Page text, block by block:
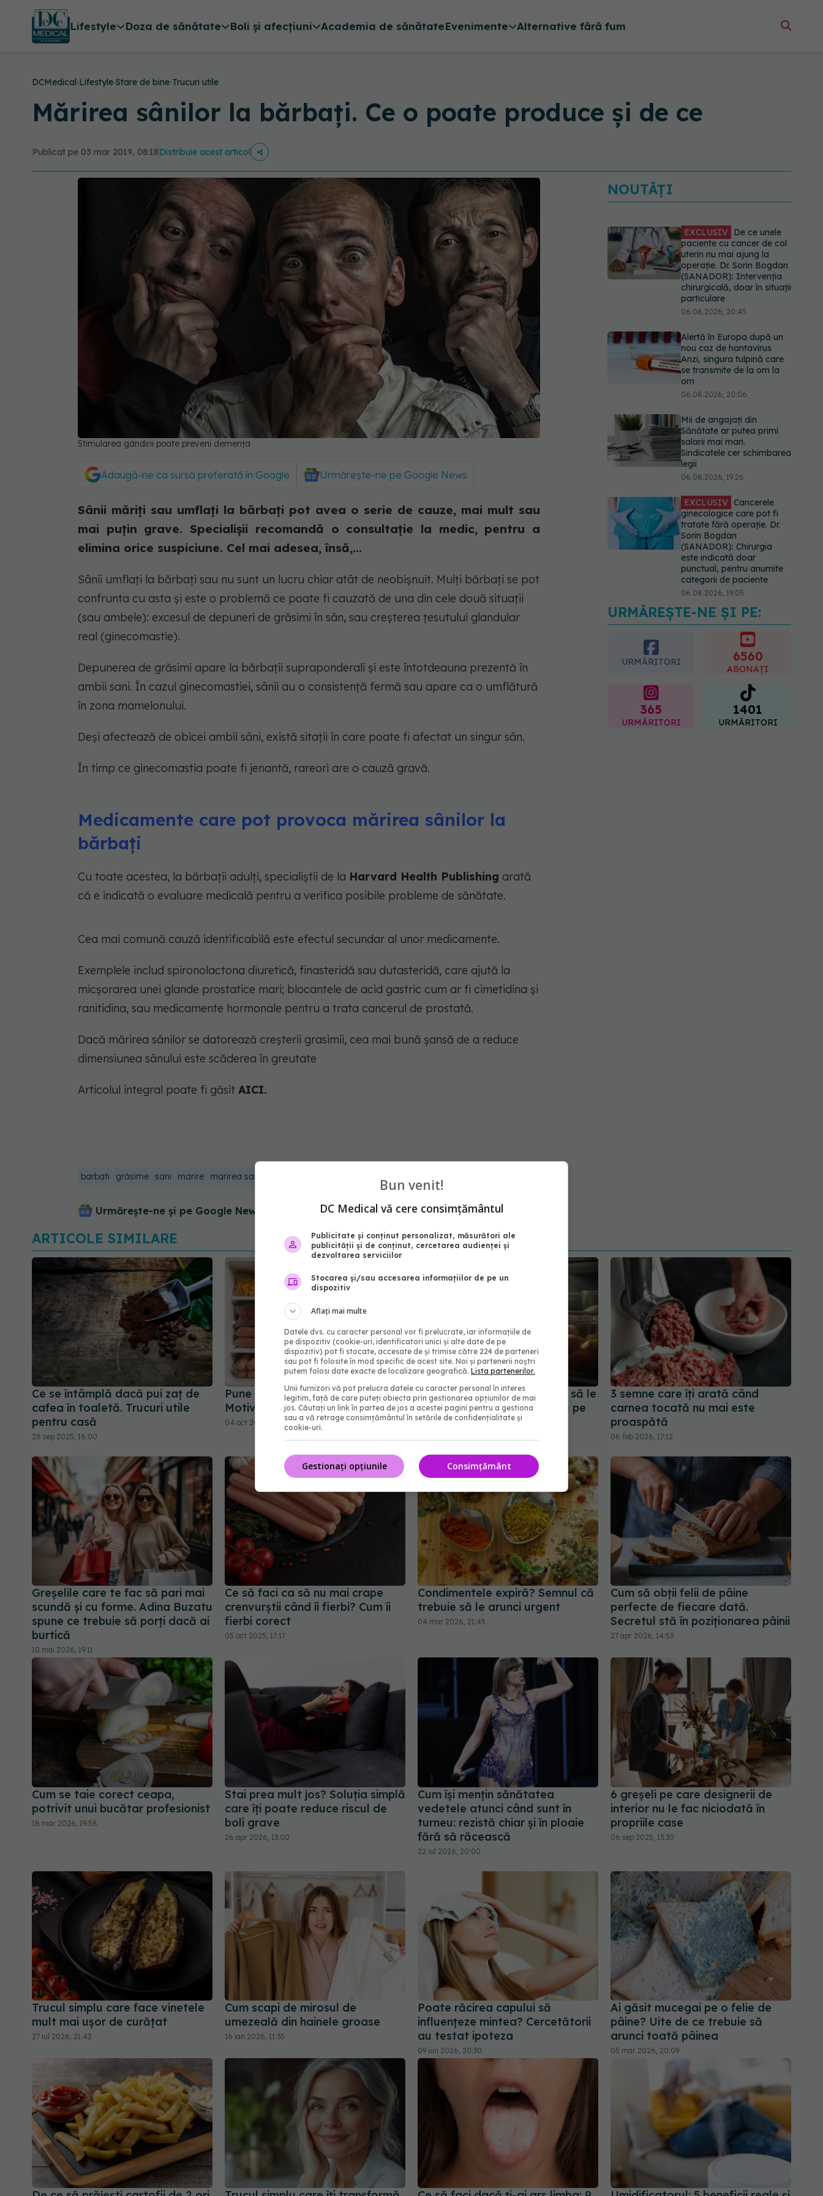
Lifestyle Doza de sănătate Boli și afecțiuni Academia de sănătateEvenimente Alternative fără fum
DCMedical›Lifestyle›Stare de bine›Trucuri utile
Mărirea sânilor la bărbați. Ce o poate produce și de ce
Publicat pe 03 mar 2019, 08:18Distribuie acest articol
Stimularea gândirii poate preveni demența
Adaugă-ne ca sursă preferată în Google Urmărește-ne pe Google News
Sânii măriți sau umflați la bărbați pot avea o serie de cauze, mai mult sau
mai puțin grave. Specialișii recomandă o consultație la medic, pentru a
elimina orice suspiciune. Cel mai adesea, însă,...
Sânii umflați la bărbați sau nu sunt un lucru chiar atât de neobișnuit. Mulți bărbați se pot
confrunta cu asta și este o problemă ce poate fi cauzată de una din cele două situații
(sau ambele): excesul de depuneri de grăsimi în sân, sau creșterea țesutului glandular
real (ginecomastie).
Depunerea de grăsimi apare la bărbații supraponderali și este întotdeauna prezentă în
ambii sani. În cazul ginecomastiei, sânii au o consistență fermă sau apare ca o umflătură
în zona mamelonului.
Deși afectează de obicei ambii sâni, există sitații în care poate fi afectat un singur sân.
În timp ce ginecomastia poate fi jenantă, rareori are o cauză gravă.
Medicamente care pot provoca mărirea sânilor la
bărbați
Cu toate acestea, la bărbații adulți, specialiștii de la Harvard Health Publishing arată
că e indicată o evaluare medicală pentru a verifica posibile probleme de sănătate.
Cea mai comună cauză identificabilă este efectul secundar al unor medicamente.
Exemplele includ spironolactona diuretică, finasteridă sau dutasteridă, care ajută la
micșorarea unei glande prostatice mari; blocantele de acid gastric cum ar fi cimetidina și
ranitidina, sau medicamente hormonale pentru a trata cancerul de prostată.
Dacă mărirea sânilor se datorează creșterii grasimii, cea mai bună șansă de a reduce
dimensiunea sânului este scăderea în greutate
Articolul integral poate fi găsit AICI.
barbati grăsime sani marire marirea sanilor
Urmărește-ne și pe Google News - abonează‑te!
NOUTĂȚI
EXCLUSIV De ce unele
paciente cu cancer de col
uterin nu mai ajung la
operație. Dr. Sorin Bogdan
(SANADOR): Intervenția
chirurgicală, doar în situații
particulare
06.08.2026, 20:45
Alertă în Europa după un
nou caz de hantavirus
Anzi, singura tulpină care
se transmite de la om la
om
06.08.2026, 20:06
Mii de angajați din
Sănătate ar putea primi
salarii mai mari.
Sindicatele cer schimbarea
legii
06.08.2026, 19:26
EXCLUSIV Cancerele
ginecologice care pot fi
tratate fără operație. Dr.
Sorin Bogdan
(SANADOR): Chirurgia
este indicată doar
punctual, pentru anumite
categorii de paciente
06.08.2026, 19:05
EXCLUSIV Brahiterapie
vs radioterapie externă în
cancerul ginecologic. Dr.
Sorin Bogdan (SANADOR)
explică diferența și cum
acționează tratamentul
URMĂREȘTE-NE ȘI PE:
URMĂRITORI 6560
ABONAȚI
365
URMĂRITORI
1401
URMĂRITORI
ARTICOLE SIMILARE
Ce se întâmplă dacă pui zaț de
cafea în toaletă. Trucuri utile
pentru casă
28 sep 2025, 16:00
Pune o lumânare în congelator.
Motivul e genial!
04 oct 2025, 11:01
5 alimente pe care ar trebui să le
ții la frigider, nu în dulap sau pe
masă
3 semne care îți arată când
carnea tocată nu mai este
proaspătă
06 feb 2026, 17:12
Greșelile care te fac să pari mai
scundă și cu forme. Adina Buzatu
spune ce trebuie să porți dacă ai
burtică
10 mai 2026, 19:11
Ce să faci ca să nu mai crape
crenvurștii când îi fierbi? Cum îi
fierbi corect
05 oct 2025, 17:17
Condimentele expiră? Semnul că
trebuie să le arunci urgent
04 mar 2026, 21:45
Cum să obții felii de pâine
perfecte de fiecare dată.
Secretul stă în poziționarea pâinii
27 apr 2026, 14:53
Cum se taie corect ceapa,
potrivit unui bucătar profesionist
18 mar 2026, 19:58
Stai prea mult jos? Soluția simplă
care îți poate reduce riscul de
boli grave
26 apr 2026, 13:00
Cum își mențin sănătatea
vedetele atunci când sunt în
turneu: rezistă chiar și în ploaie
fără să răcească
22 iul 2026, 20:00
6 greșeli pe care designerii de
interior nu le fac niciodată în
propriile case
06 sep 2025, 13:30
Trucul simplu care face vinetele
mult mai ușor de curățat
27 iul 2026, 21:42
Cum scapi de mirosul de
umezeală din hainele groase
16 ian 2026, 11:35
Poate răcirea capului să
influențeze mintea? Cercetătorii
au testat ipoteza
09 iun 2026, 20:30
Ai găsit mucegai pe o felie de
pâine? Uite de ce trebuie să
arunci toată pâinea
05 mar 2026, 20:09
Bun venit!
DC Medical vă cere consimțământul
Publicitate și conținut personalizat, măsurători ale
publicității și de conținut, cercetarea audienței și
dezvoltarea serviciilor
Stocarea și/sau accesarea informațiilor de pe un
dispozitiv
Aflați mai multe
Datele dvs. cu caracter personal vor fi prelucrate, iar informațiile de
pe dispozitiv (cookie-uri, identificatori unici și alte date de pe
dispozitiv) pot fi stocate, accesate de și trimise către 224 de parteneri
sau pot fi folosite în mod specific de acest site. Noi și partenerii noștri
putem folosi date exacte de localizare geografică. Lista partenerilor.
Unii furnizori vă pot prelucra datele cu caracter personal în interes
legitim, față de care puteți obiecta prin gestionarea opțiunilor de mai
jos. Căutați un link în partea de jos a acestei pagini pentru a gestiona
sau a vă retrage consimțământul în setările de confidențialitate și
cookie-uri.
Consimțământ
Gestionați opțiunile